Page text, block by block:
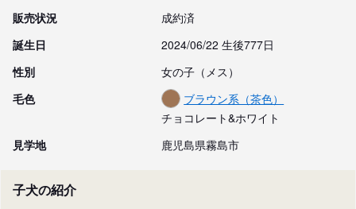
販売状況
成約済
誕生日
2024/06/22 生後777日
性別
女の子（メス）
毛色
ブラウン系（茶色）
チョコレート&ホワイト
見学地
鹿児島県霧島市
子犬の紹介